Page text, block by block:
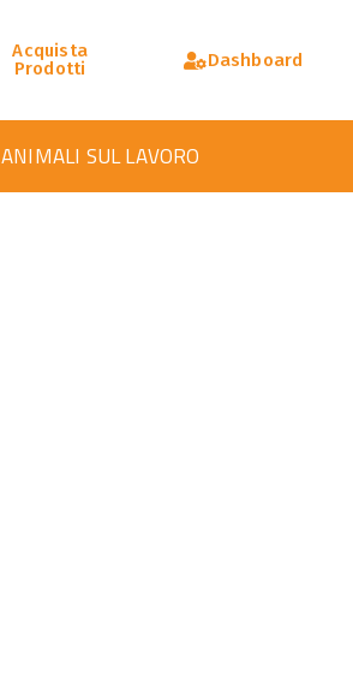
Acquista
Prodotti
Dashboard
ANIMALI SUL LAVORO